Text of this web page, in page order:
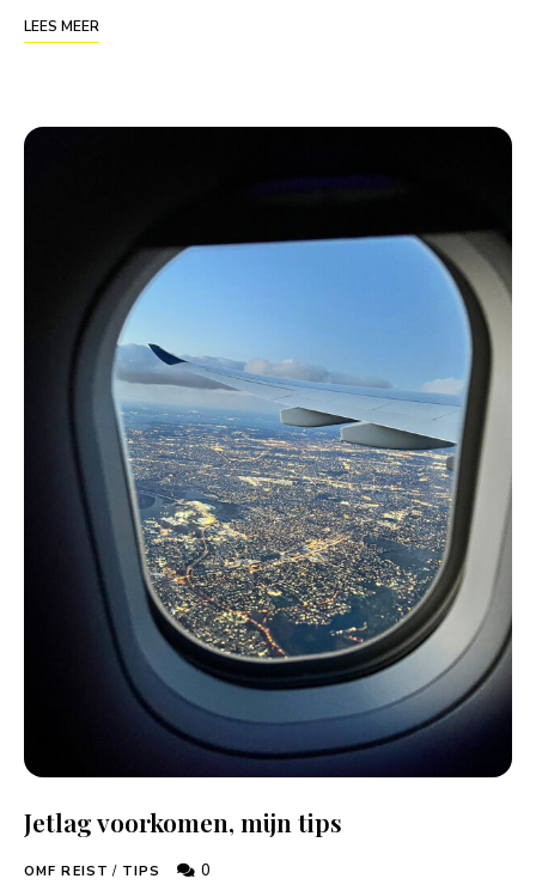
LEES MEER
Jetlag voorkomen, mijn tips
OMF REIST / TIPS 0